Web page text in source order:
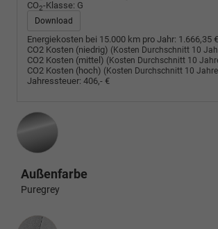
CO2-Klasse: G
Download
Energiekosten bei 15.000 km pro Jahr: 1.666,35 €
CO2 Kosten (niedrig) (Kosten Durchschnitt 10
CO2 Kosten (mittel) (Kosten Durchschnitt 10
CO2 Kosten (hoch) (Kosten Durchschnitt 10
Jahressteuer: 406,- €
Außenfarbe
Puregrey
Innenausstattung